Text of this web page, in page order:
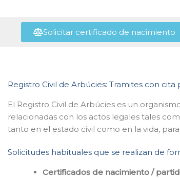
Solicitar certificado de nacimiento
Registro Civil de Arbúcies: Tramites con cita
El Registro Civil de Arbúcies es un
relacionadas con los actos legales tales
tanto en el estado civil como en la vida,
Solicitudes habituales que se realizan de
Certificados de nacimiento /